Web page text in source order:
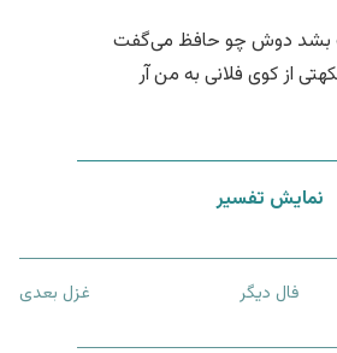
بشد دوش چو حافظ می‌گفت
از کوی فلانی به من آر
نمایش تفسیر
فال دیگر غزل بعدی